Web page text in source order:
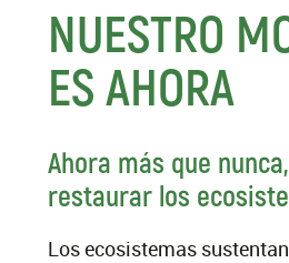
NUESTRO
ES AHORA
Ahora más que
restaurar los
Los ecosistemas